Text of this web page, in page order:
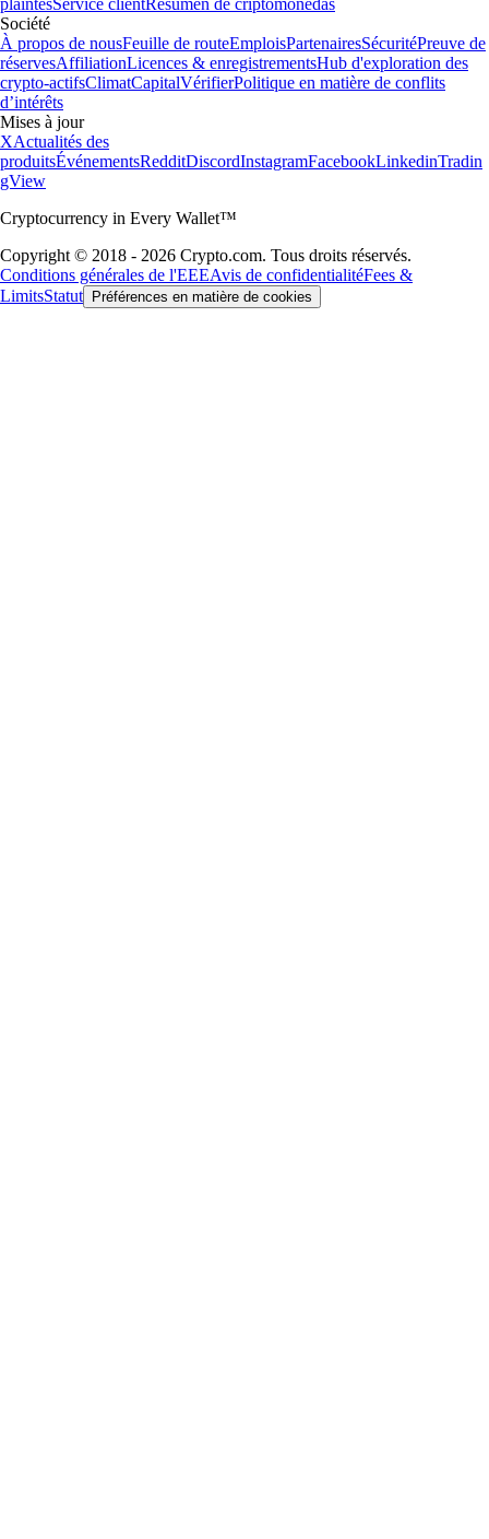
plaintesService clientResumen de criptomonedas
Société
À propos de nousFeuille de routeEmploisPartenairesSécuritéPreuve de
réservesAffiliationLicences & enregistrementsHub d'exploration des
crypto-actifsClimatCapitalVérifierPolitique en matière de conflits
d’intérêts
Mises à jour
XActualités des
produitsÉvénementsRedditDiscordInstagramFacebookLinkedinTradin
gView
Cryptocurrency in Every Wallet™
Copyright © 2018 - 2026 Crypto.com. Tous droits réservés.
Conditions générales de l'EEEAvis de confidentialitéFees &
LimitsStatut Préférences en matière de cookies